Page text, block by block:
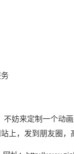
妨来定制一个动
上，发到朋友圈，